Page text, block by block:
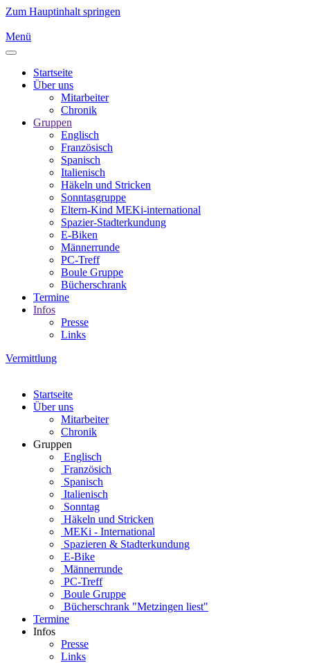
Zum Hauptinhalt springen
Menü
Startseite
Über uns
Mitarbeiter
Chronik
Gruppen
Englisch
Französisch
Spanisch
Italienisch
Häkeln und Stricken
Sonntasgruppe
Eltern-Kind MEKi-international
Spazier-Stadterkundung
E-Biken
Männerrunde
PC-Treff
Boule Gruppe
Bücherschrank
Termine
Infos
Presse
Links
Vermittlung
Startseite
Über uns
Mitarbeiter
Chronik
Gruppen
Englisch
Französich
Spanisch
Italienisch
Sonntag
Häkeln und Stricken
MEKi - International
Spazieren & Stadterkundung
E-Bike
Männerrunde
PC-Treff
Boule Gruppe
Bücherschrank "Metzingen liest"
Termine
Infos
Presse
Links